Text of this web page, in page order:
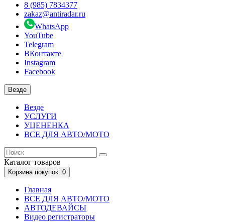
8 (985) 7834377
zakaz@antiradar.ru
WhatsApp
YouTube
Telegram
ВКонтакте
Instagram
Facebook
Везде
Везде
УСЛУГИ
УЦЕНЕНКА
ВСЕ ДЛЯ АВТО/МОТО
Каталог товаров
Корзинапокупок: 0
Главная
ВСЕ ДЛЯ АВТО/МОТО
АВТОДЕВАЙСЫ
Видео регистраторы